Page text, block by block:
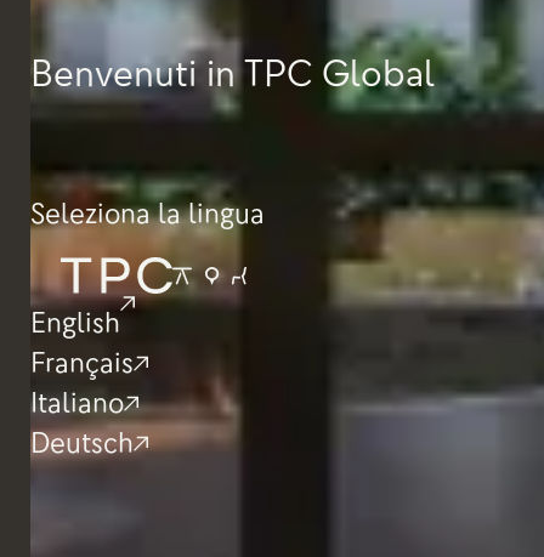
Benvenuti in TPC Global
Seleziona la lingua
English
Français
Italiano
Deutsch